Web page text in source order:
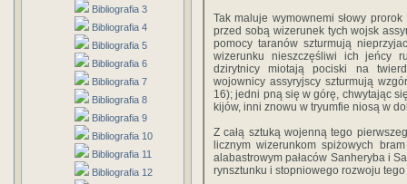
Bibliografia 3
Bibliografia 4
Bibliografia 5
Bibliografia 6
Bibliografia 7
Bibliografia 8
Bibliografia 9
Bibliografia 10
Bibliografia 11
Bibliografia 12
Tak maluje wymownemi słowy
przed sobą wizerunek tych wojsk
pomocy taranów szturmują
wizerunku nieszczęśliwi ich jeńcy
dzirytnicy miotają pociski na
wojownicy assyryjscy szturmują
16); jedni pną się w górę, chwytając
kijów, inni znowu w tryumfie niosą w
Z całą sztuką wojenną tego
licznym wizerunkom spiżowych
alabastrowym pałaców Sanheryba i
rynsztunku i stopniowego rozwoju